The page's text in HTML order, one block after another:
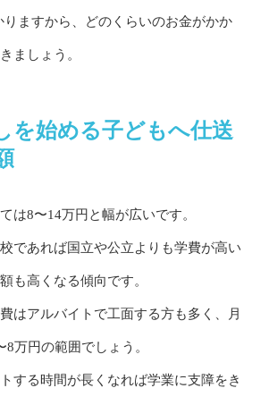
りますから、どのくらいのお金がかか
ましょう。
を始める子どもへ仕送
は8〜14万円と幅が広いです。
であれば国立や公立よりも学費が高い
も高くなる傾向です。
はアルバイトで工面する方も多く、月
万円の範囲でしょう。
する時間が長くなれば学業に支障をき